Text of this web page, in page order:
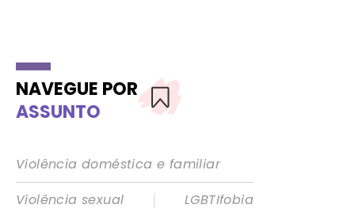
NAVEGUE POR
ASSUNTO
Violência doméstica e familiar
Violência sexual
| LGBTIfobia